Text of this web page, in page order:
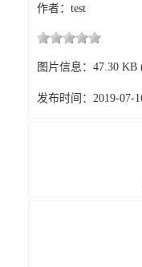
作者：test
图片信息：47.30 KB
发布时间：2019-07-